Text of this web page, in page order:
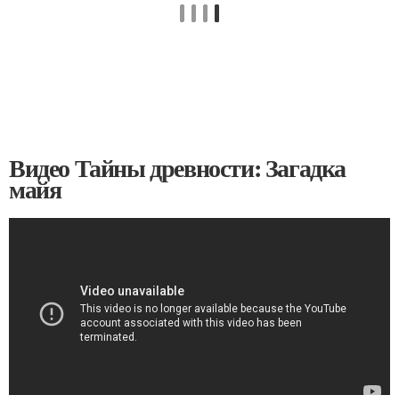
Видео Тайны древности: Загадка
майя